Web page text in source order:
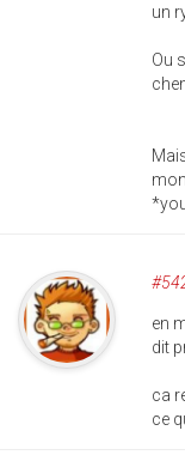
un
Ou
en
dit
ca
ce